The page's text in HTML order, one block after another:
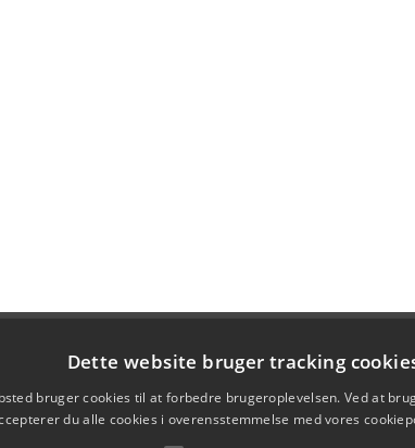
Dette website bruger tracking
bruger cookies til at forbedre brugeroplevelsen. Ved at
du alle cookies i overensstemmelse med vores